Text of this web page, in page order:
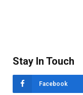
Stay In Touch
Facebook